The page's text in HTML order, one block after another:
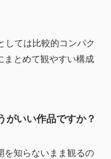
しては比較的コンパク
まとめて観やすい構成
がいい作品ですか？
を知らないまま観るの